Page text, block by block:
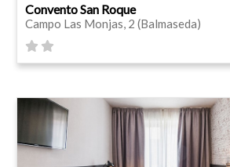
Convento San Roque
Campo Las Monjas, 2 (Balmaseda)